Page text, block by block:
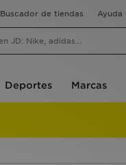
Buscador de tiendas Ayuda
Deportes Marcas